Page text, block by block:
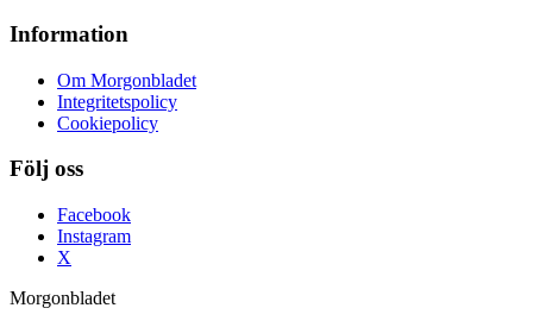
Information
Om Morgonbladet
Integritetspolicy
Cookiepolicy
Följ oss
Facebook
Instagram
X
Morgonbladet